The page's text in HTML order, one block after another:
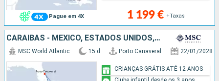
Pague em 4X 1 199 € +Taxas
CARAIBAS - MEXICO, ESTADOS UNIDOS, REPÚBLICA DOMINICANA, ILHAS TURCAS E CAICOS, BAHAMAS
MSC World Atlantic 15 d Porto Canaveral 22/01/2028
CRIANÇAS GRÁTIS ATÉ 12 ANOS